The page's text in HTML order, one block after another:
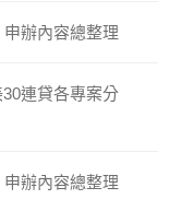
辦內容總整理
連貸各專案分
辦內容總整理